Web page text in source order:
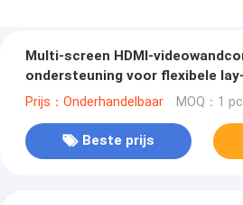
Multi-screen HDMI-
ondersteuning voor flexibele
Prijs：Onderhandelbaar MOQ：1
Beste prijs